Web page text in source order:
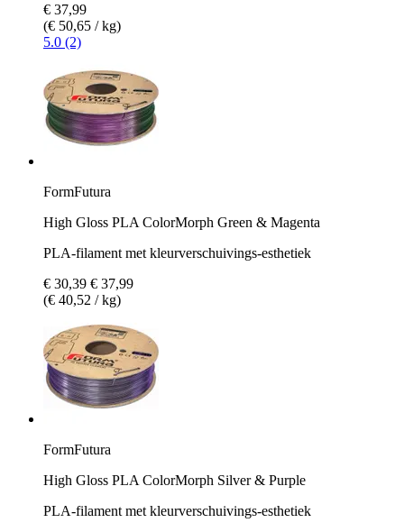
€ 37,99
(€ 50,65 / kg)
5.0 (2)
FormFutura
High Gloss PLA ColorMorph Green & Magenta
PLA-filament met kleurverschuivings-esthetiek
€ 30,39 € 37,99
(€ 40,52 / kg)
FormFutura
High Gloss PLA ColorMorph Silver & Purple
PLA-filament met kleurverschuivings-esthetiek